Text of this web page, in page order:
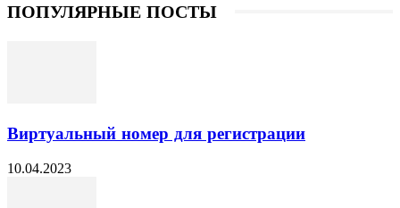
ПОПУЛЯРНЫЕ ПОСТЫ
Виртуальный номер для регистрации
10.04.2023